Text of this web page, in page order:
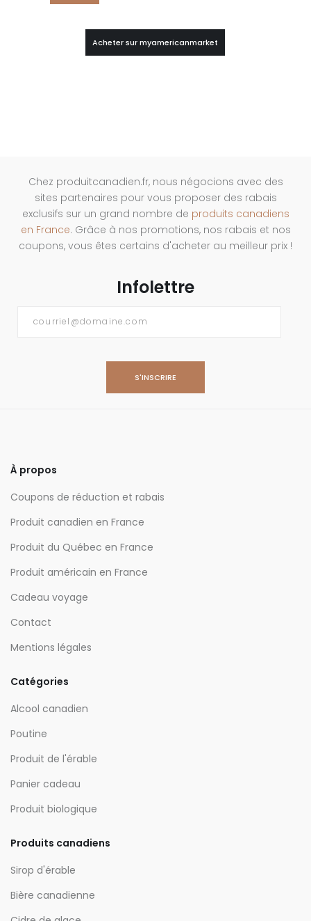
Acheter sur myamericanmarket
Chez produitcanadien.fr, nous négocions avec des
sites partenaires pour vous proposer des rabais
exclusifs sur un grand nombre de produits canadiens
en France. Grâce à nos promotions, nos rabais et nos
coupons, vous êtes certains d'acheter au meilleur prix !
Infolettre
À propos
Coupons de réduction et rabais
Produit canadien en France
Produit du Québec en France
Produit américain en France
Cadeau voyage
Contact
Mentions légales
Catégories
Alcool canadien
Poutine
Produit de l'érable
Panier cadeau
Produit biologique
Produits canadiens
Sirop d'érable
Bière canadienne